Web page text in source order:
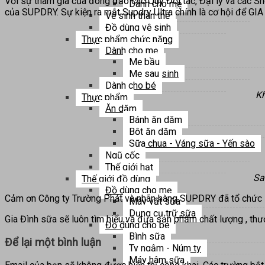
Dành cho mẹ
Vệ sinh thân thể
Đồ dùng vệ sinh
Thực phẩm chức năng
Dành cho mẹ
Mẹ bầu
Mẹ sau sinh
Dành cho bé
Thực phẩm
Ăn dặm
Bánh ăn dặm
Bột ăn dặm
Sữa chua - Váng sữa - Yến sào
Ngũ cốc
Thế giới hạt
Thế giới đồ dùng
Đồ dùng cho mẹ
Máy vắt sữa
Dụng cụ trữ sữa
Đồ dùng cho bé
Bình sữa
Ty ngậm - Núm ty
Máy hâm sữa
của SUPDRY. Sự kiện ra mắt Supdry Ultra chính là cơ hội để
Cảm ơn Công ty Trường Phát và nhãn hàng SUPDRY đã tổ
Gia Đình sữa sẽ luôn tìm hiểu và đưa sản phẩm chất lượng ,
Để lại một bình luận